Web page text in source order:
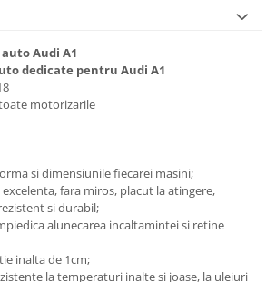
Audi A1
dedicate pentru Audi A1
motorizarile
si dimensiunile fiecarei masini;
fara miros, placut la atingere,
si durabil;
alunecarea incaltamintei si retine
inalta de 1cm;
la temperaturi inalte si joase, la uleiuri